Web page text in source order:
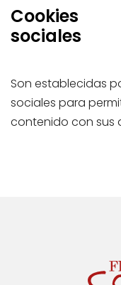
Cookies
sociales
Son establecidas
sociales para
contenido con sus